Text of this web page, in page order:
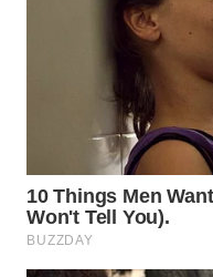
SEMARANG
SOLO
WN